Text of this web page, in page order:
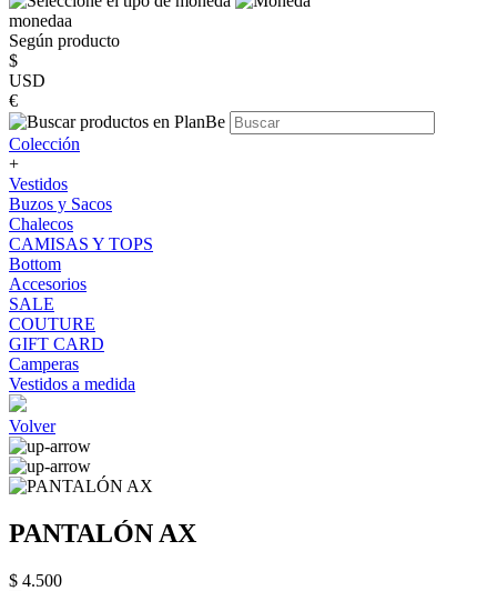
monedaa
Según producto
$
USD
€
Colección
+
Vestidos
Buzos y Sacos
Chalecos
CAMISAS Y TOPS
Bottom
Accesorios
SALE
COUTURE
GIFT CARD
Camperas
Vestidos a medida
Volver
PANTALÓN AX
$ 4.500